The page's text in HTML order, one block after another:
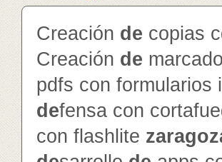
Creación de copias
Creación de
pdfs con
defensa con
con flashlite